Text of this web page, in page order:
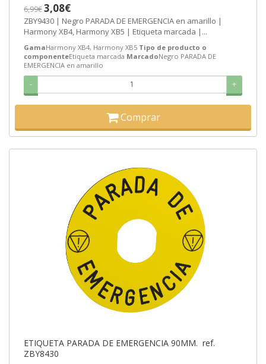
6,99€3,08€
ZBY9430 | Negro PARADA DE EMERGENCIA en amarillo |
Harmony XB4, Harmony XB5 | Etiqueta marcada |...
GamaHarmony XB4, Harmony XB5 Tipo de producto o
componenteEtiqueta marcada MarcadoNegro PARADA DE
EMERGENCIA en amarillo
- +
Comprar
ETIQUETA PARADA DE EMERGENCIA 90MM. ref.
ZBY8430